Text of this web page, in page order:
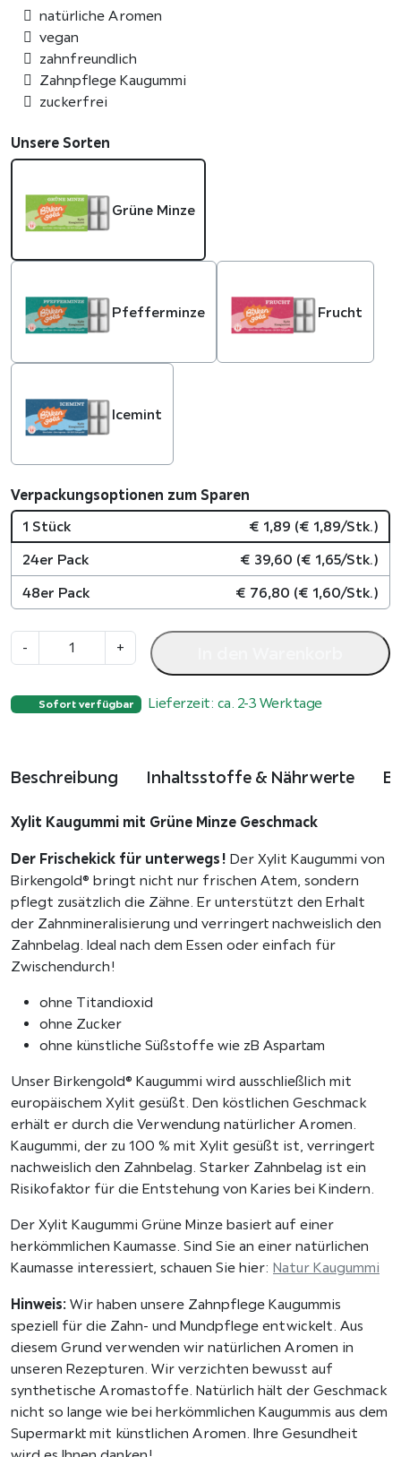
natürliche Aromen
vegan
zahnfreundlich
Zahnpflege Kaugummi
zuckerfrei
Unsere Sorten
Grüne Minze
Pfefferminze Frucht
Icemint
Verpackungsoptionen zum Sparen
1 Stück
€ 1,89 (€ 1,89/Stk.)
24er Pack
€ 39,60 (€ 1,65/Stk.)
48er Pack
€ 76,80 (€ 1,60/Stk.)
-
a
g
m
G
ü
n
e
M
i
n
k
e
r
f
r
e
i
,
1
S
t
ü
c
k
M
e
+
Sofort verfügbar Lieferzeit: ca. 2-3 Werktage
Beschreibung Inhaltsstoffe & Nährwerte
Xylit Kaugummi mit Grüne Minze Geschmack
Der Frischekick für unterwegs! Der Xylit Kaugummi von
Birkengold® bringt nicht nur frischen Atem, sondern
pflegt zusätzlich die Zähne. Er unterstützt den Erhalt
der Zahnmineralisierung und verringert nachweislich den
Zahnbelag. Ideal nach dem Essen oder einfach für
Zwischendurch!
ohne Titandioxid
ohne Zucker
ohne künstliche Süßstoffe wie zB Aspartam
Unser Birkengold® Kaugummi wird ausschließlich mit
europäischem Xylit gesüßt. Den köstlichen Geschmack
erhält er durch die Verwendung natürlicher Aromen.
Kaugummi, der zu 100 % mit Xylit gesüßt ist, verringert
nachweislich den Zahnbelag. Starker Zahnbelag ist ein
Risikofaktor für die Entstehung von Karies bei Kindern.
Der Xylit Kaugummi Grüne Minze basiert auf einer
herkömmlichen Kaumasse. Sind Sie an einer natürlichen
Kaumasse interessiert, schauen Sie hier: Natur Kaugummi
Hinweis: Wir haben unsere Zahnpflege Kaugummis
speziell für die Zahn- und Mundpflege entwickelt. Aus
diesem Grund verwenden wir natürlichen Aromen in
unseren Rezepturen. Wir verzichten bewusst auf
synthetische Aromastoffe. Natürlich hält der Geschmack
nicht so lange wie bei herkömmlichen Kaugummis aus dem
Supermarkt mit künstlichen Aromen. Ihre Gesundheit